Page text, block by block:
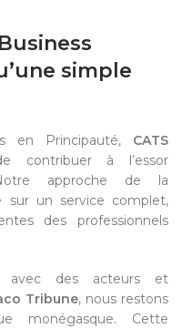
simple
en Principauté, CATS
à l’essor
approche de la
sur un service complet,
des professionnels
avec des acteurs et
Tribune, nous restons
monégasque. Cette